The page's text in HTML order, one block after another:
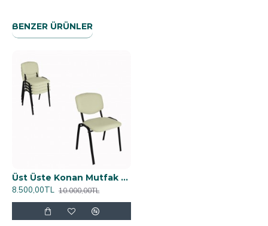
BENZER ÜRÜNLER
Üst Üste Konan Mutfak ve Balkon Sandalyesi (4 Adet) - Krem
8.500,00TL 10.000,00TL